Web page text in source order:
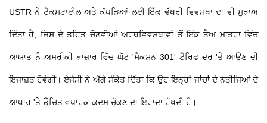
USTR ਨੇ ਟੈਕਸਟਾਈਲ ਅਤੇ ਕੱਪੜਿਆਂ ਲਈ ਇੱਕ ਵੱਖਰੀ ਵਿਵਸਥਾ ਦਾ ਵੀ ਸੁਝਾਅ
ਦਿੱਤਾ ਹੈ, ਜਿਸ ਦੇ ਤਹਿਤ ਚੋਣਵੀਆਂ ਅਰਥਵਿਵਸਥਾਵਾਂ ਤੋਂ ਇੱਕ ਤੈਅ ਮਾਤਰਾ ਵਿੱਚ
ਆਯਾਤ ਨੂੰ ਅਮਰੀਕੀ ਬਾਜ਼ਾਰ ਵਿੱਚ ਘੱਟ 'ਸੈਕਸ਼ਨ 301' ਟੈਰਿਫ ਦਰ 'ਤੇ ਆਉਣ ਦੀ
ਇਜਾਜ਼ਤ ਹੋਵੇਗੀ। ਏਜੰਸੀ ਨੇ ਅੱਗੇ ਸੰਕੇਤ ਦਿੱਤਾ ਕਿ ਉਹ ਇਨ੍ਹਾਂ ਜਾਂਚਾਂ ਦੇ ਨਤੀਜਿਆਂ ਦੇ
ਆਧਾਰ 'ਤੇ ਉਚਿਤ ਵਪਾਰਕ ਕਦਮ ਚੁੱਕਣ ਦਾ ਇਰਾਦਾ ਰੱਖਦੀ ਹੈ।